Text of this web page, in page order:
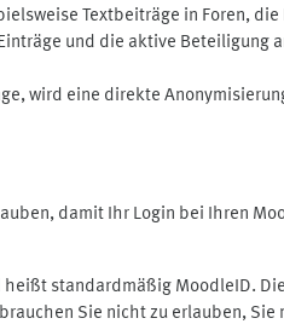
Textbeiträge in Foren,
und die aktive Beteiligung
wird eine direkte
damit Ihr Login bei Ihren
standardmäßig MoodleID.
Sie nicht zu erlauben,